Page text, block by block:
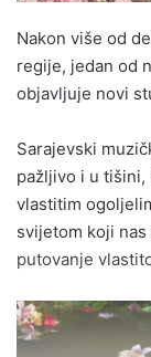
Nakon više od
regije, jedan od
objavljuje novi
Sarajevski
pažljivo i u tišini,
vlastitim
svijetom koji
putovanje